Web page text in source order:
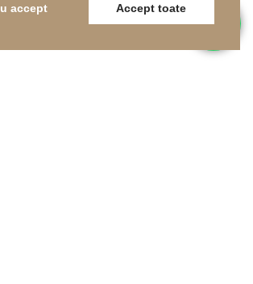
accept Accept toate